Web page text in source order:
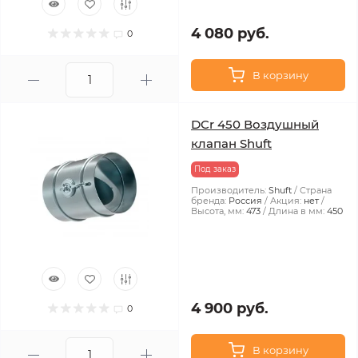
0 4 080 руб.
В корзину
0
DCr 450 Воздушный
клапан Shuft
Под заказ
Производитель: Shuft
Страна
бренда: Россия Акция: нет
Высота, мм: 473 Длина в мм: 450
4 900 руб.
В корзину